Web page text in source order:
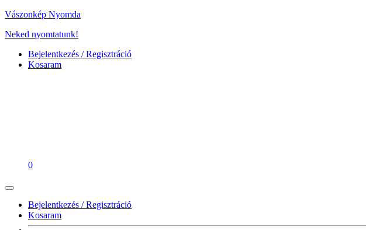
Vászonkép Nyomda
Neked nyomtatunk!
Bejelentkezés / Regisztráció
Kosaram
0
Bejelentkezés / Regisztráció
Kosaram